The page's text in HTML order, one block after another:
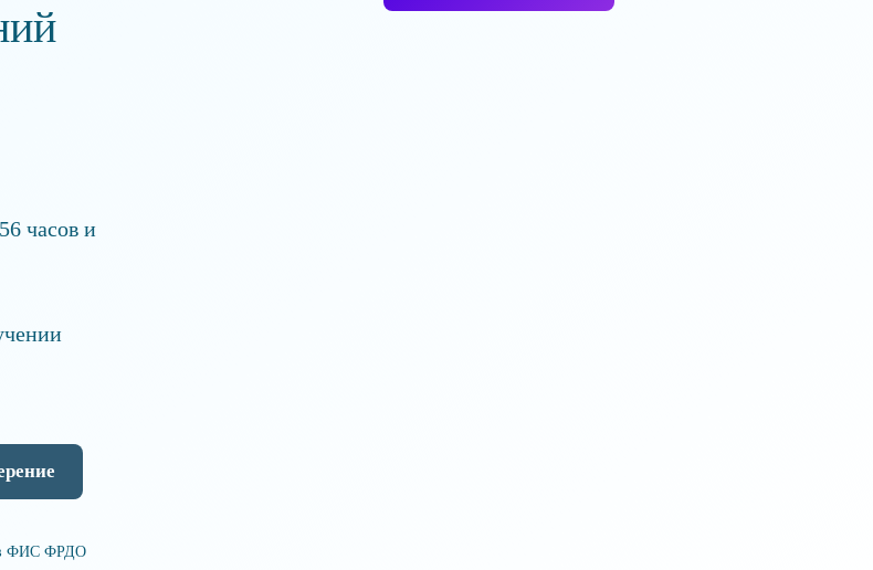
часов и
в ФИС ФРДО